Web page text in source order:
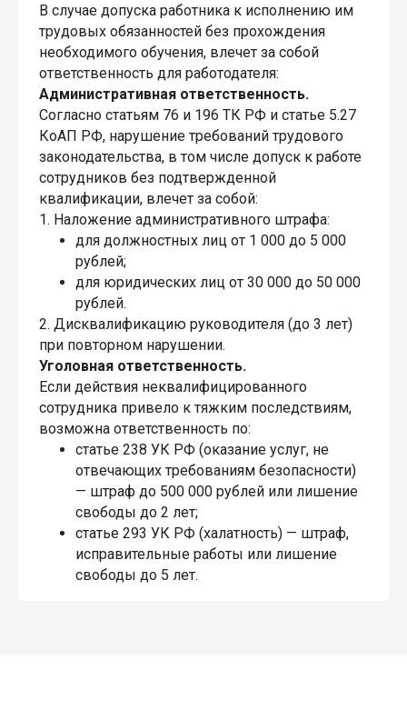
В случае допуска работника к исполнению им
трудовых обязанностей без прохождения
необходимого обучения, влечет за собой
ответственность для работодателя:
Административная ответственность.
Согласно статьям 76 и 196 ТК РФ и статье 5.27
КоАП РФ, нарушение требований трудового
законодательства, в том числе допуск к работе
сотрудников без подтвержденной
квалификации, влечет за собой:
1. Наложение административного штрафа:
для должностных лиц от 1 000 до 5 000
рублей;
для юридических лиц от 30 000 до 50 000
рублей.
2. Дисквалификацию руководителя (до 3 лет)
при повторном нарушении.
Уголовная ответственность.
Если действия неквалифицированного
сотрудника привело к тяжким последствиям,
возможна ответственность по:
статье 238 УК РФ (оказание услуг, не
отвечающих требованиям безопасности)
— штраф до 500 000 рублей или лишение
свободы до 2 лет;
статье 293 УК РФ (халатность) — штраф,
исправительные работы или лишение
свободы до 5 лет.